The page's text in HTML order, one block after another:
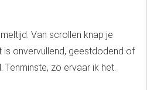
Van scrollen knap je
is onvervullend, geestdodend of
Tenminste, zo ervaar ik het.